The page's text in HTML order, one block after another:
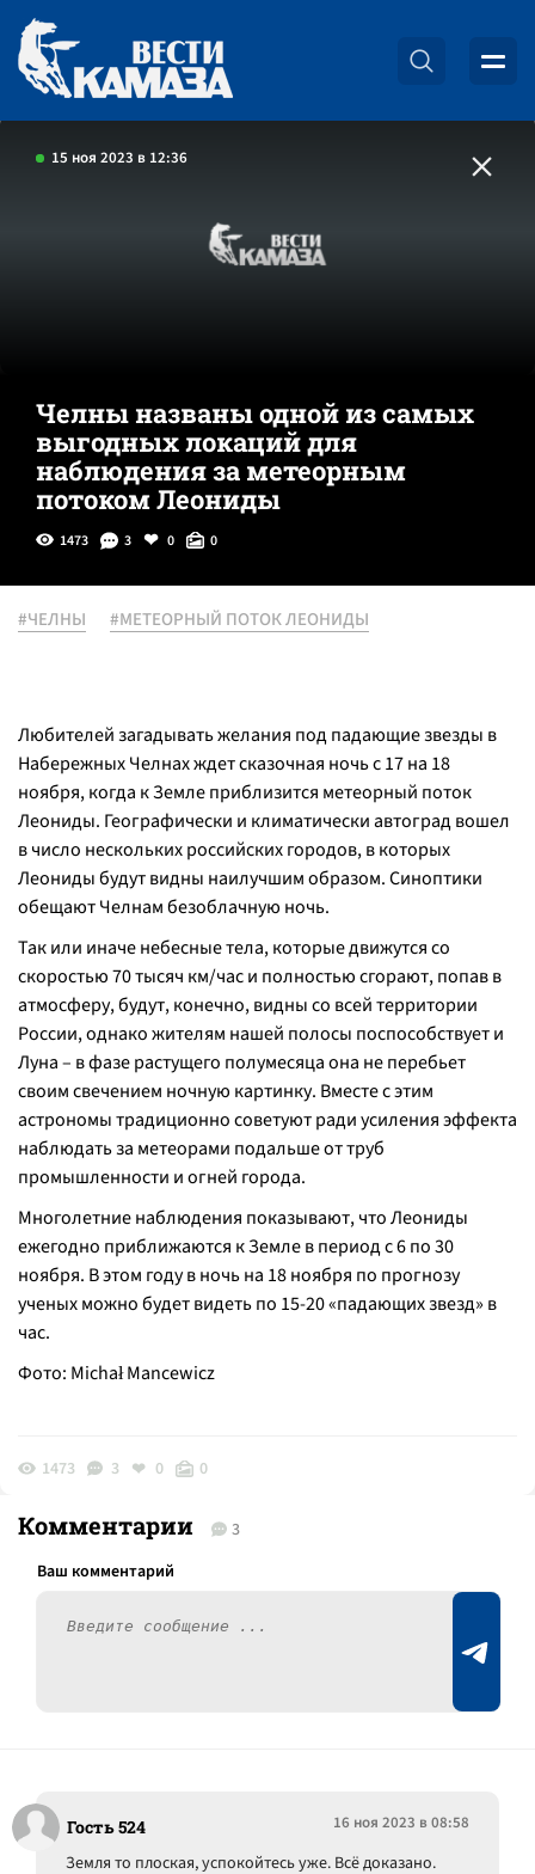
15 ноя 2023 в 12:36
Челны названы одной из самых
выгодных локаций для
наблюдения за метеорным
потоком Леониды
1473 3 0 0
#ЧЕЛНЫ #МЕТЕОРНЫЙ ПОТОК ЛЕОНИДЫ
Любителей загадывать желания под падающие звезды в
Набережных Челнах ждет сказочная ночь с 17 на 18
ноября, когда к Земле приблизится метеорный поток
Леониды. Географически и климатически автоград вошел
в число нескольких российских городов, в которых
Леониды будут видны наилучшим образом. Синоптики
обещают Челнам безоблачную ночь.
Так или иначе небесные тела, которые движутся со
скоростью 70 тысяч км/час и полностью сгорают, попав в
атмосферу, будут, конечно, видны со всей территории
России, однако жителям нашей полосы поспособствует и
Луна – в фазе растущего полумесяца она не перебьет
своим свечением ночную картинку. Вместе с этим
астрономы традиционно советуют ради усиления эффекта
наблюдать за метеорами подальше от труб
промышленности и огней города.
Многолетние наблюдения показывают, что Леониды
ежегодно приближаются к Земле в период с 6 по 30
ноября. В этом году в ночь на 18 ноября по прогнозу
ученых можно будет видеть по 15-20 «падающих звезд» в
час.
Фото: Michał Mancewicz
1473 3 0 0
Комментарии 3
Гость 524 16 ноя 2023 в 08:58
Земля то плоская, успокойтесь уже. Всё доказано.